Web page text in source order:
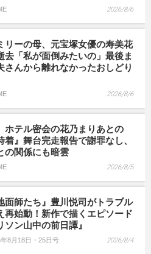
2026/8/6
リーの母、元宝塚女優の寿美花
去「私が面倒みたいの」最後ま
さんから離れなかったおしどり
2026/8/6
ホテル密会の花乃まりあとの
着』舞台完走報告で謝罪なし、
の関係にも暗雲
2026/8/5
面師たち』豊川悦司がトラブル
再始動！新作で描くエピソード
ソン山中の前日譚』
8月18日・25日号 2026/8/4